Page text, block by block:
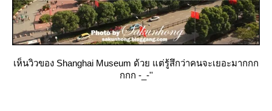
เห็นวิวของ Shanghai Museum ด้วย แต่รู้สึกว่าคนจะเยอะมากกก
กกก -_-''